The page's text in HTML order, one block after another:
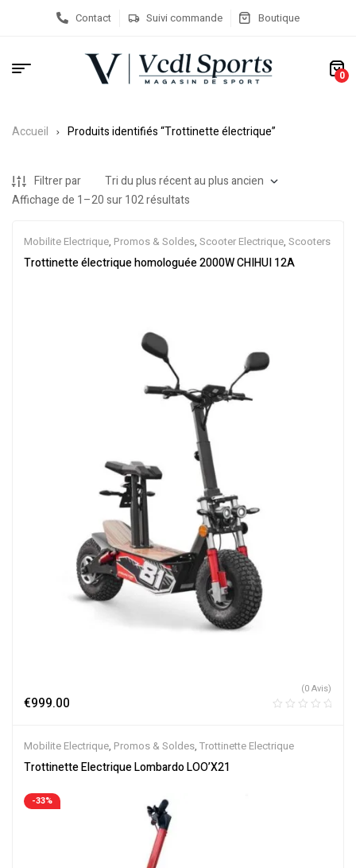
Contact Suivi commande Boutique
0
Accueil Produits identifiés “Trottinette électrique”
Filtrer par
Affichage de 1–20 sur 102 résultats
Mobilite Electrique, Promos & Soldes, Scooter Electrique, Scooters
Trottinette électrique homologuée 2000W CHIHUI 12A
€999.00
(0 Avis)
Mobilite Electrique, Promos & Soldes, Trottinette Electrique
Trottinette Electrique Lombardo LOO’X21
-33%